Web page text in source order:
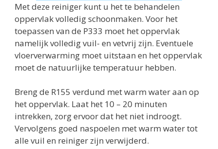
Met deze reiniger kunt u het te behandelen
oppervlak volledig schoonmaken. Voor het
toepassen van de P333 moet het oppervlak
namelijk volledig vuil- en vetvrij zijn. Eventuele
vloerverwarming moet uitstaan en het oppervlak
moet de natuurlijke temperatuur hebben.
Breng de R155 verdund met warm water aan op
het oppervlak. Laat het 10 – 20 minuten
intrekken, zorg ervoor dat het niet indroogt.
Vervolgens goed naspoelen met warm water tot
alle vuil en reiniger zijn verwijderd.